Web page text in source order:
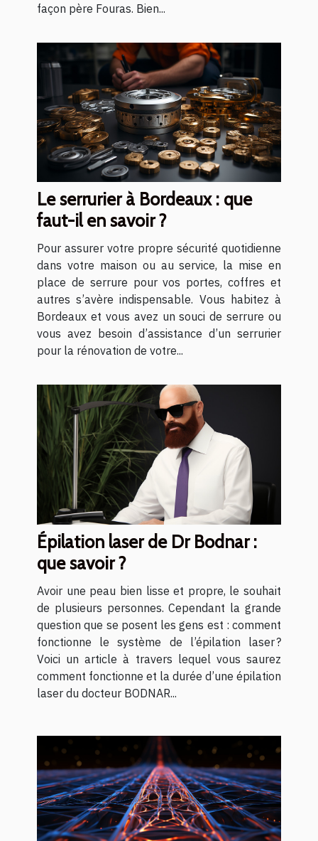
façon père Fouras. Bien...
Le serrurier à Bordeaux : que
faut-il en savoir ?
Pour assurer votre propre sécurité quotidienne
dans votre maison ou au service, la mise en
place de serrure pour vos portes, coffres et
autres s’avère indispensable. Vous habitez à
Bordeaux et vous avez un souci de serrure ou
vous avez besoin d’assistance d’un serrurier
pour la rénovation de votre...
Épilation laser de Dr Bodnar :
que savoir ?
Avoir une peau bien lisse et propre, le souhait
de plusieurs personnes. Cependant la grande
question que se posent les gens est : comment
fonctionne le système de l’épilation laser ?
Voici un article à travers lequel vous saurez
comment fonctionne et la durée d’une épilation
laser du docteur BODNAR...